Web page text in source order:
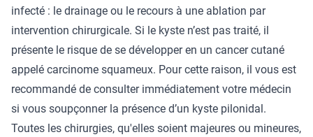
infecté : le drainage ou le recours à une ablation par
intervention chirurgicale. Si le kyste n’est pas traité, il
présente le risque de se développer en un cancer cutané
appelé carcinome squameux. Pour cette raison, il vous est
recommandé de consulter immédiatement votre médecin
si vous soupçonner la présence d’un kyste pilonidal.
Toutes les chirurgies, qu'elles soient majeures ou mineures,